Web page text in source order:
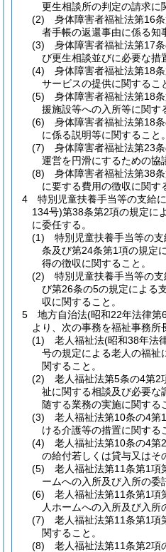
更生相談所の判定の請求に
(2)
身体障害者福祉法第16
者手帳の返還事由に係る知
(3)
身体障害者福祉法第17
び更生相談並びに必要な措
(4)
身体障害者福祉法第18
サービスの提供に関するこ
(5)
身体障害者福祉法第18
援施設等への入所等に関す
(6)
身体障害者福祉法第18
に係る説明等に関すること。
(7)
身体障害者福祉法第23
運営を円滑にするための協
(8)
身体障害者福祉法第38
に要する費用の徴収に関す
4
特別児童扶養手当等の支給
134号)第38条第2項の規定に
に委任する。
(1)
特別児童扶養手当等の
条及び第24条第1項の規定
得の徴収に関すること。
(2)
特別児童扶養手当等の
び第26条の5の規定による
収に関すること。
5
地方自治法(昭和22年法律第
より、次の事務を福祉事務所
(1)
老人福祉法(昭和38年法
号の規定による老人の福祉
関すること。
(2)
老人福祉法第5条の4第2
祉に関する相談及び必要な
随する業務の実施に関する
(3)
老人福祉法第10条の4第
ける介護等の措置に関する
(4)
老人福祉法第10条の4第
の給付若しくは貸与又はそ
(5)
老人福祉法第11条第1項
ームへの入所及び入所の委
(6)
老人福祉法第11条第1項
人ホームへの入所及び入所
(7)
老人福祉法第11条第1項
関すること。
(8)
老人福祉法第11条第2項